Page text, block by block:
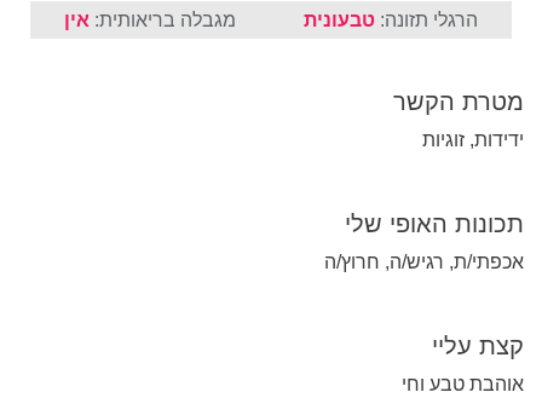
הרגלי תזונה: טבעונית מגבלה בריאותית: אין
מטרת הקשר
ידידות, זוגיות
תכונות האופי שלי
אכפתי/ת, רגיש/ה, חרוץ/ה
קצת עליי
אוהבת טבע וחי